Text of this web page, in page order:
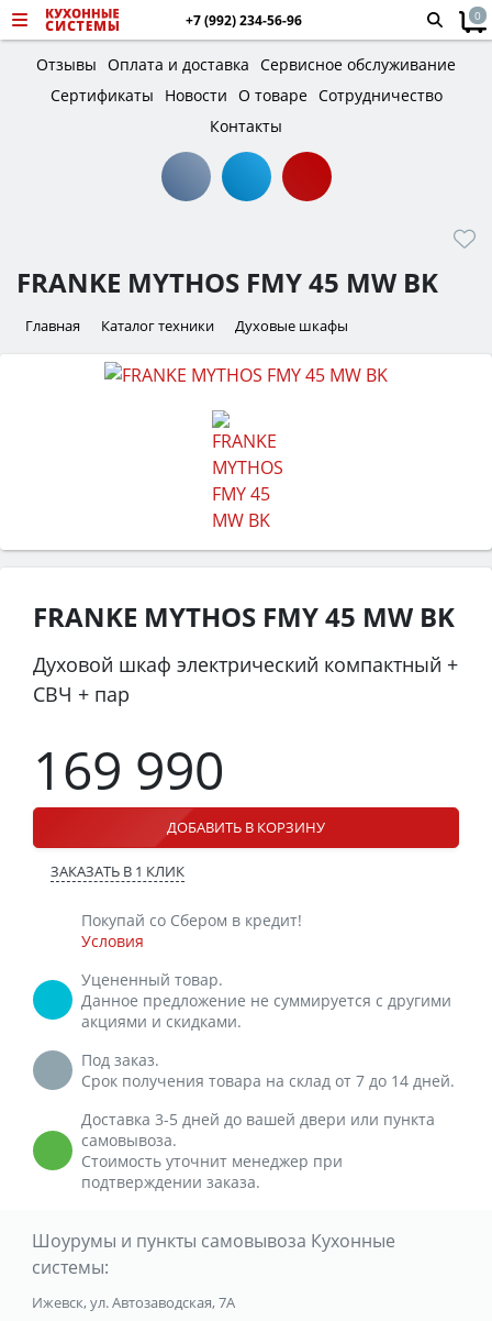
+7 (992) 234-56-96 0
Отзывы Оплата и доставка Сервисное обслуживание
Сертификаты
Новости О товаре Сотрудничество
Контакты
FRANKE MYTHOS FMY 45 MW BK
Главная Каталог техники Духовые шкафы
FRANKE MYTHOS FMY 45 MW BK
Духовой шкаф электрический компактный +
СВЧ + пар
169 990
ДОБАВИТЬ В КОРЗИНУ
ЗАКАЗАТЬ В 1 КЛИК
Покупай со Сбером в кредит!
Условия
Уцененный товар.
Данное предложение не суммируется с другими
акциями и скидками.
Под заказ.
Срок получения товара на склад от 7 до 14 дней.
Доставка 3-5 дней до вашей двери или пункта
самовывоза.
Стоимость уточнит менеджер при
подтверждении заказа.
Шоурумы и пункты самовывоза Кухонные
системы:
Ижевск, ул. Автозаводская, 7А